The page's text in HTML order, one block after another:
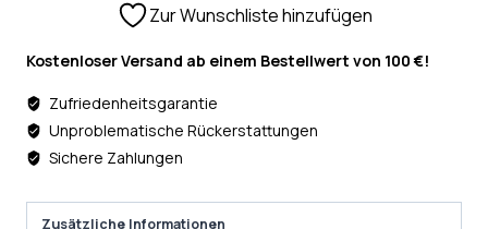
Zur Wunschliste hinzufügen
Kostenloser Versand ab einem Bestellwert von 100 €!
Zufriedenheitsgarantie
Unproblematische Rückerstattungen
Sichere Zahlungen
Zusätzliche Informationen